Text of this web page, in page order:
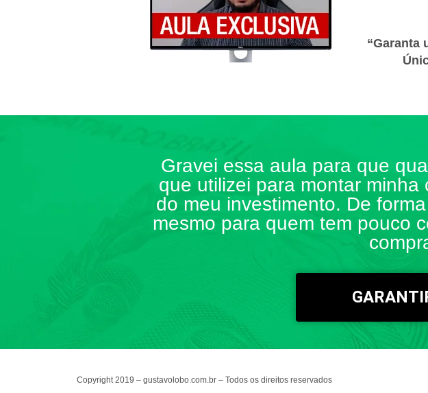
“Garanta
Gravei essa aula para que
que utilizei para montar
do meu investimento. De
mesmo para quem tem pouco
Copyright 2019 – gustavolobo.com.br – Todos os direitos reservados